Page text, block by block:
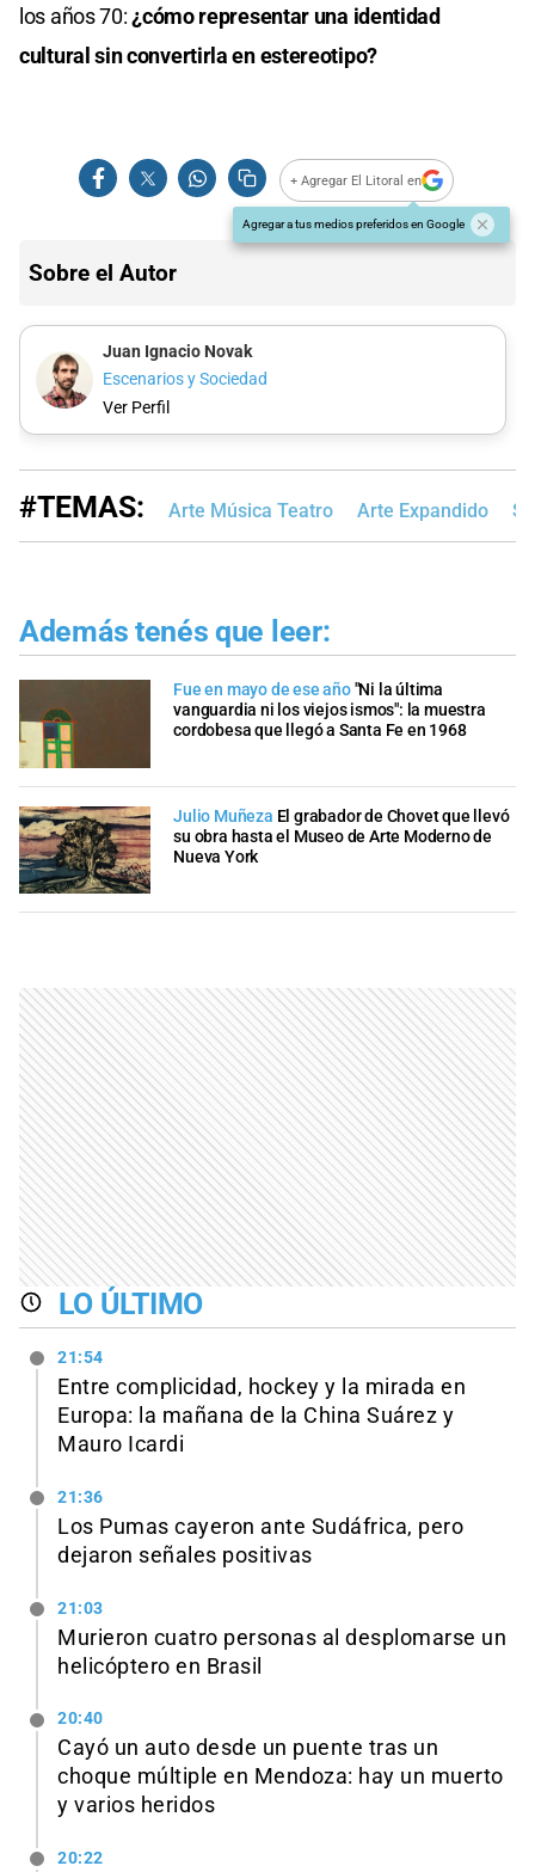
los años 70:¿cómo representar una identidad
cultural sin convertirla en estereotipo?
+ Agregar El Litoral en
Agregar a tus medios preferidos en Google
Sobre el Autor
Juan Ignacio Novak
Escenarios y Sociedad
Ver Perfil
#TEMAS: Arte Música Teatro Arte Expandido
Además tenés que leer:
Fue en mayo de ese año"Ni la última
vanguardia ni los viejos ismos": la muestra
cordobesa que llegó a Santa Fe en 1968
Julio Muñeza El grabador de Chovet que llevó
su obra hasta el Museo de Arte Moderno de
Nueva York
LO ÚLTIMO
21:54
Entre complicidad, hockey y la mirada en
Europa: la mañana de la China Suárez y
Mauro Icardi
21:36
Los Pumas cayeron ante Sudáfrica, pero
dejaron señales positivas
21:03
Murieron cuatro personas al desplomarse un
helicóptero en Brasil
20:40
Cayó un auto desde un puente tras un
choque múltiple en Mendoza: hay un muerto
y varios heridos
20:22